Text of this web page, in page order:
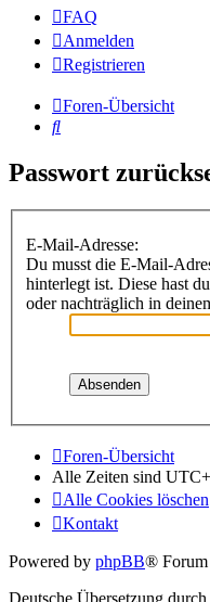
FAQ
Anmelden
Registrieren
Foren-Übersicht
Suche
Passwort
E-Mail-Adresse:
Du musst die E-Mail-
hinterlegt ist. Diese hast
oder nachträglich in
Foren-Übersicht
Alle Zeiten sind
Alle Cookies löschen
Kontakt
Powered by phpBB®
Deutsche Übersetzung durch